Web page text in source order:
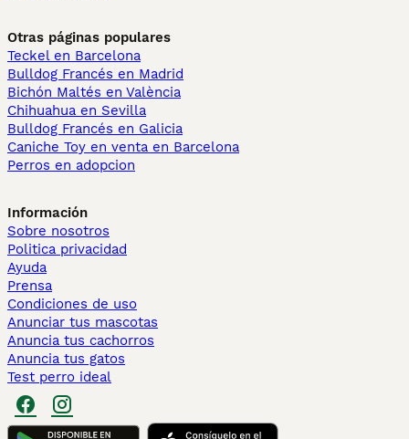
Otras páginas populares
Teckel en Barcelona
Bulldog Francés en Madrid
Bichón Maltés en València
Chihuahua en Sevilla
Bulldog Francés en Galicia
Caniche Toy en venta en Barcelona
Perros en adopcion
Información
Sobre nosotros
Politica privacidad
Ayuda
Prensa
Condiciones de uso
Anunciar tus mascotas
Anuncia tus cachorros
Anuncia tus gatos
Test perro ideal